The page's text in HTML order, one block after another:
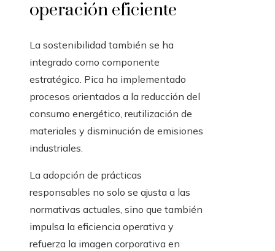
operación eficiente
La sostenibilidad también se ha
integrado como componente
estratégico. Pica ha implementado
procesos orientados a la reducción del
consumo energético, reutilización de
materiales y disminución de emisiones
industriales.
La adopción de prácticas
responsables no solo se ajusta a las
normativas actuales, sino que también
impulsa la eficiencia operativa y
refuerza la imagen corporativa en